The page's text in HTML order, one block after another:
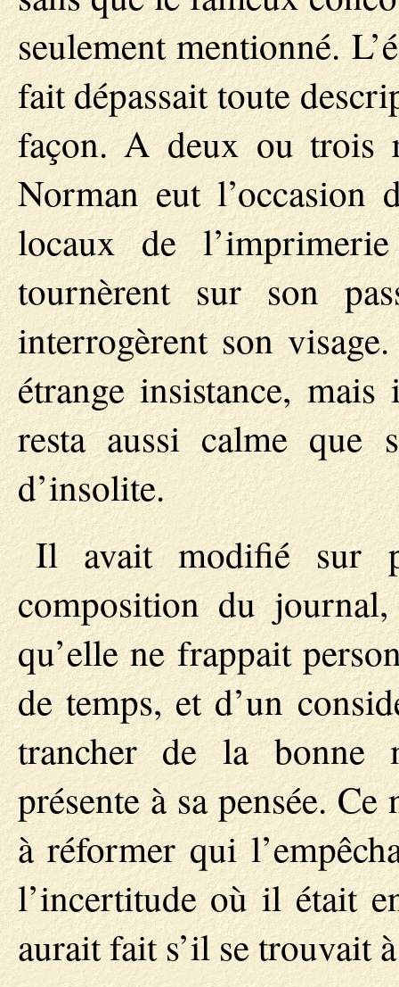
seulement mentionné.
fait dépassait toute
façon. A deux ou trois
Norman eut l’occasion
locaux de
tournèrent sur son
interrogèrent son
étrange insistance,
resta aussi calme
d’insolite.
Il avait modifié sur
composition du
qu’elle ne frappait
de temps, et d’un
trancher de la bonne
présente à sa pensée. Ce
à réformer qui
l’incertitude où il était
aurait fait s’il se trouvait